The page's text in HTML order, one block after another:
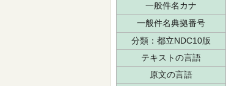
一般件名カナ
一般件名典拠番号
分類：都立NDC10版
テキストの言語
原文の言語